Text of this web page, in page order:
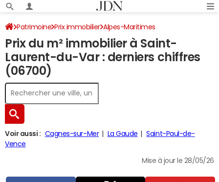
Patrimoine Prix immobilier Alpes-Maritimes
Saint-Laurent-du-Var
Prix du m² immobilier à Saint-
Laurent-du-Var : derniers chiffres
(06700)
Voir aussi : Cagnes-sur-Mer La Gaude
Saint-Paul-de-
Vence
Mise à jour le 28/05/26